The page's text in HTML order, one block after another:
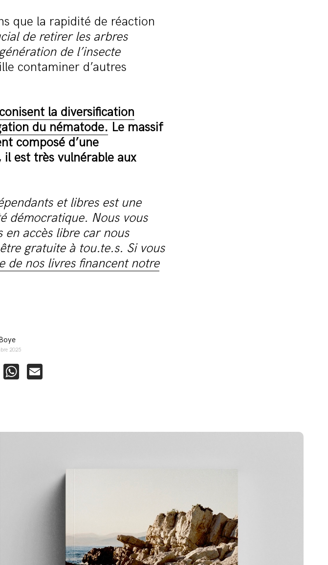
que la rapidité de réaction
de retirer les arbres
de l’insecte
contaminer d’autres
la diversification
du nématode. Le massif
composé d’une
est très vulnérable aux
et libres est une
démocratique. Nous vous
accès libre car nous
gratuite à tou.te.s. Si vous
de nos livres financent notre
2025
X WhatsApp